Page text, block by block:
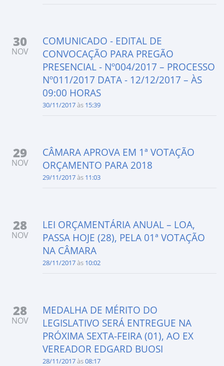
30
NOV
COMUNICADO - EDITAL DE
CONVOCAÇÃO PARA PREGÃO
PRESENCIAL - Nº004/2017 – PROCESSO
Nº011/2017 DATA - 12/12/2017 – ÀS
09:00 HORAS
30/11/2017às 15:39
29
NOV
CÂMARA APROVA EM 1ª VOTAÇÃO
ORÇAMENTO PARA 2018
29/11/2017às 11:03
28
NOV
LEI ORÇAMENTÁRIA ANUAL – LOA,
PASSA HOJE (28), PELA 01ª VOTAÇÃO
NA CÂMARA
28/11/2017às 10:02
28
NOV
MEDALHA DE MÉRITO DO
LEGISLATIVO SERÁ ENTREGUE NA
PRÓXIMA SEXTA-FEIRA (01), AO EX
VEREADOR EDGARD BUOSI
28/11/2017às08:17